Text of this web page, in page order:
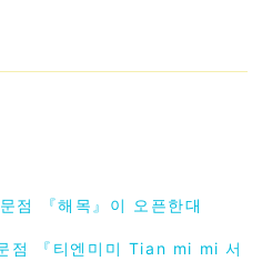
점 『해목』이 오픈한대
점 『티엔미미 Tian mi mi 서